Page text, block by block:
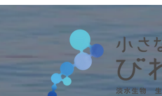
留学生アルノー君